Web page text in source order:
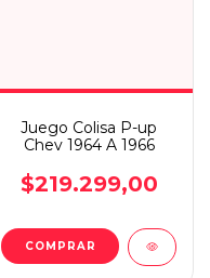
Juego Colisa P-up
Chev 1964 A 1966
$219.299,00